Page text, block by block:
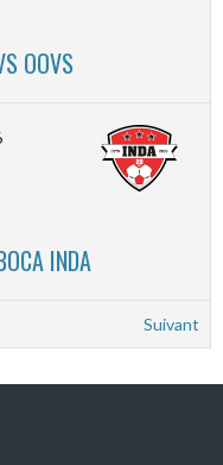
OOVS
INDA
Suivant